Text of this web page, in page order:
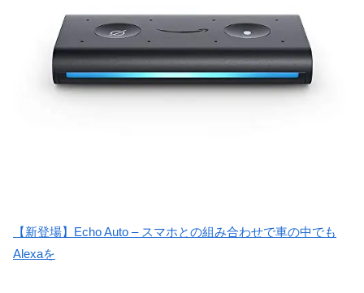
【新登場】Echo Auto – スマホとの組み合わせで車の中でも
Alexaを